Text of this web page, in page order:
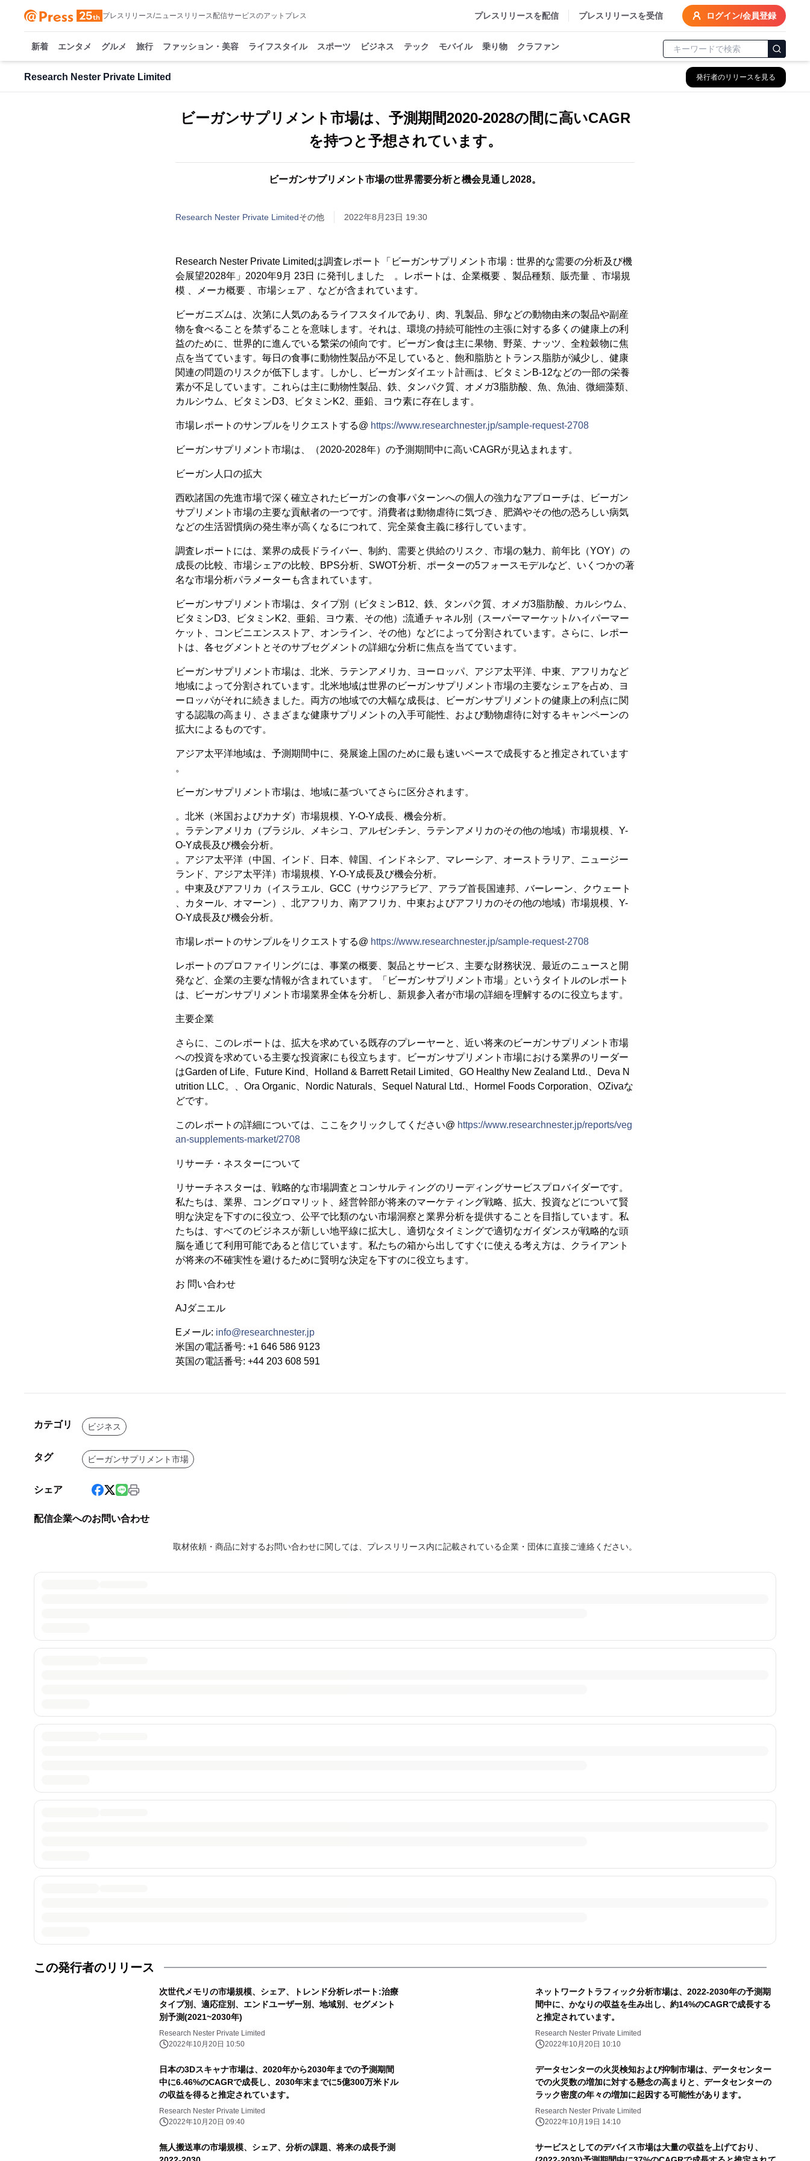
プレスリリース/ニュースリリース配信サービスのアットプレス プレスリリースを配信 プレスリリースを受信 ログイン/会員登録
新着 エンタメ グルメ 旅行 ファッション・美容 ライフスタイル スポーツ ビジネス テック モバイル 乗り物 クラファン
Research Nester Private Limited 発行者のリリースを見る
ビーガンサプリメント市場は、予測期間2020-2028の間に高いCAGR
を持つと予想されています。
ビーガンサプリメント市場の世界需要分析と機会見通し2028。
Research Nester Private Limitedその他 2022年8月23日 19:30
Research Nester Private Limitedは調査レポート「ビーガンサプリメント市場：世界的な需要の分析及び機
会展望2028年」2020年9月 23日 に発刊しました 。レポートは、企業概要 、製品種類、販売量 、市場規
模 、メーカ概要 、市場シェア 、などが含まれています。
ビーガニズムは、次第に人気のあるライフスタイルであり、肉、乳製品、卵などの動物由来の製品や副産
物を食べることを禁ずることを意味します。それは、環境の持続可能性の主張に対する多くの健康上の利
益のために、世界的に進んでいる繁栄の傾向です。ビーガン食は主に果物、野菜、ナッツ、全粒穀物に焦
点を当てています。毎日の食事に動物性製品が不足していると、飽和脂肪とトランス脂肪が減少し、健康
関連の問題のリスクが低下します。しかし、ビーガンダイエット計画は、ビタミンB-12などの一部の栄養
素が不足しています。これらは主に動物性製品、鉄、タンパク質、オメガ3脂肪酸、魚、魚油、微細藻類、
カルシウム、ビタミンD3、ビタミンK2、亜鉛、ヨウ素に存在します。
市場レポートのサンプルをリクエストする@ https://www.researchnester.jp/sample-request-2708
ビーガンサプリメント市場は、（2020-2028年）の予測期間中に高いCAGRが見込まれます。
ビーガン人口の拡大
西欧諸国の先進市場で深く確立されたビーガンの食事パターンへの個人の強力なアプローチは、ビーガン
サプリメント市場の主要な貢献者の一つです。消費者は動物虐待に気づき、肥満やその他の恐ろしい病気
などの生活習慣病の発生率が高くなるにつれて、完全菜食主義に移行しています。
調査レポートには、業界の成長ドライバー、制約、需要と供給のリスク、市場の魅力、前年比（YOY）の
成長の比較、市場シェアの比較、BPS分析、SWOT分析、ポーターの5フォースモデルなど、いくつかの著
名な市場分析パラメーターも含まれています。
ビーガンサプリメント市場は、タイプ別（ビタミンB12、鉄、タンパク質、オメガ3脂肪酸、カルシウム、
ビタミンD3、ビタミンK2、亜鉛、ヨウ素、その他）;流通チャネル別（スーパーマーケット/ハイパーマー
ケット、コンビニエンスストア、オンライン、その他）などによって分割されています。さらに、レポー
トは、各セグメントとそのサブセグメントの詳細な分析に焦点を当てています。
ビーガンサプリメント市場は、北米、ラテンアメリカ、ヨーロッパ、アジア太平洋、中東、アフリカなど
地域によって分割されています。北米地域は世界のビーガンサプリメント市場の主要なシェアを占め、ヨ
ーロッパがそれに続きました。両方の地域での大幅な成長は、ビーガンサプリメントの健康上の利点に関
する認識の高まり、さまざまな健康サプリメントの入手可能性、および動物虐待に対するキャンペーンの
拡大によるものです。
アジア太平洋地域は、予測期間中に、発展途上国のために最も速いペースで成長すると推定されています
。
ビーガンサプリメント市場は、地域に基づいてさらに区分されます。
。北米（米国およびカナダ）市場規模、Y-O-Y成長、機会分析。
。ラテンアメリカ（ブラジル、メキシコ、アルゼンチン、ラテンアメリカのその他の地域）市場規模、Y-
O-Y成長及び機会分析。
。アジア太平洋（中国、インド、日本、韓国、インドネシア、マレーシア、オーストラリア、ニュージー
ランド、アジア太平洋）市場規模、Y-O-Y成長及び機会分析。
。中東及びアフリカ（イスラエル、GCC（サウジアラビア、アラブ首長国連邦、バーレーン、クウェート
、カタール、オマーン）、北アフリカ、南アフリカ、中東およびアフリカのその他の地域）市場規模、Y-
O-Y成長及び機会分析。
市場レポートのサンプルをリクエストする@ https://www.researchnester.jp/sample-request-2708
レポートのプロファイリングには、事業の概要、製品とサービス、主要な財務状況、最近のニュースと開
発など、企業の主要な情報が含まれています。「ビーガンサプリメント市場」というタイトルのレポート
は、ビーガンサプリメント市場業界全体を分析し、新規参入者が市場の詳細を理解するのに役立ちます。
主要企業
さらに、このレポートは、拡大を求めている既存のプレーヤーと、近い将来のビーガンサプリメント市場
への投資を求めている主要な投資家にも役立ちます。ビーガンサプリメント市場における業界のリーダー
はGarden of Life、Future Kind、Holland & Barrett Retail Limited、GO Healthy New Zealand Ltd.、Deva N
utrition LLC。、Ora Organic、Nordic Naturals、Sequel Natural Ltd.、Hormel Foods Corporation、OZivaな
どです。
このレポートの詳細については、ここをクリックしてください@ https://www.researchnester.jp/reports/veg
an-supplements-market/2708
リサーチ・ネスターについて
リサーチネスターは、戦略的な市場調査とコンサルティングのリーディングサービスプロバイダーです。
私たちは、業界、コングロマリット、経営幹部が将来のマーケティング戦略、拡大、投資などについて賢
明な決定を下すのに役立つ、公平で比類のない市場洞察と業界分析を提供することを目指しています。私
たちは、すべてのビジネスが新しい地平線に拡大し、適切なタイミングで適切なガイダンスが戦略的な頭
脳を通じて利用可能であると信じています。私たちの箱から出してすぐに使える考え方は、クライアント
が将来の不確実性を避けるために賢明な決定を下すのに役立ちます。
お 問い合わせ
AJダニエル
Eメール: info@researchnester.jp
米国の電話番号: +1 646 586 9123
英国の電話番号: +44 203 608 591
カテゴリ ビジネス
タグ ビーガンサプリメント市場
シェア
配信企業へのお問い合わせ
取材依頼・商品に対するお問い合わせに関しては、プレスリリース内に記載されている企業・団体に直接ご連絡ください。
この発行者のリリース
次世代メモリの市場規模、シェア、トレンド分析レポート:治療
タイプ別、適応症別、エンドユーザー別、地域別、セグメント
別予測(2021~2030年)
Research Nester Private Limited
2022年10月20日 10:50
ネットワークトラフィック分析市場は、2022-2030年の予測期
間中に、かなりの収益を生み出し、約14%のCAGRで成長する
と推定されています。
Research Nester Private Limited
2022年10月20日 10:10
日本の3Dスキャナ市場は、2020年から2030年までの予測期間
中に6.46%のCAGRで成長し、2030年末までに5億300万米ドル
の収益を得ると推定されています。
Research Nester Private Limited
2022年10月20日 09:40
データセンターの火災検知および抑制市場は、データセンター
での火災数の増加に対する懸念の高まりと、データセンターの
ラック密度の年々の増加に起因する可能性があります。
Research Nester Private Limited
2022年10月19日 14:10
無人搬送車の市場規模、シェア、分析の課題、将来の成長予測
サービスとしてのデバイス市場は大量の収益を上げており、